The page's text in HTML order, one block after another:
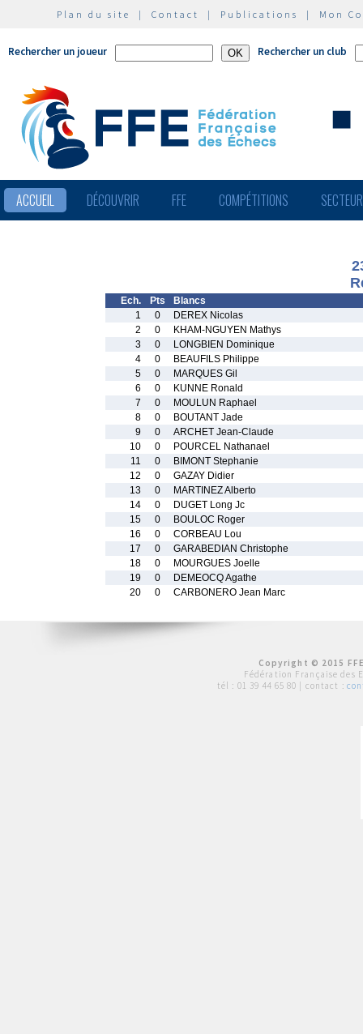
Plan du site | Contact | Publications | Mon
Rechercher un joueur Rechercher un club
ACCUEIL DÉCOUVRIR FFE COMPÉTITIONS
Ech. Pts
Blancs
1
0
DEREX Nicolas
2
0
KHAM-NGUYEN Mathys
3
0
LONGBIEN Dominique
4
0
BEAUFILS Philippe
5
0
MARQUES Gil
6
0
KUNNE Ronald
7
0
MOULUN Raphael
8
0
BOUTANT Jade
9
0
ARCHET Jean-Claude
10
0
POURCEL Nathanael
11
0
BIMONT Stephanie
12
0
GAZAY Didier
13
0
MARTINEZ Alberto
14
0
DUGET Long Jc
15
0
BOULOC Roger
16
0
CORBEAU Lou
17
0
GARABEDIAN Christophe
18
0
MOURGUES Joelle
19
0
DEMEOCQ Agathe
20
0 CARBONERO Jean Marc
Copyright © 2015
Fédération Française des
tél : 01 39 44 65 80 | contact :